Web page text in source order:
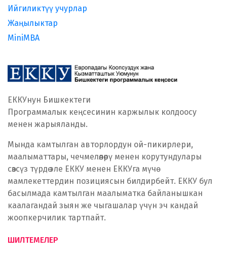
Ийгиликтүү учурлар
Жаңылыктар
MiniMBA
ЕККУнун Бишкектеги
Программалык кеңсесинин каржылык колдоосу
менен жарыяланды.
Мында камтылган авторлордун ой-пикирлери,
маалыматтары, чечмелөөлөрү менен корутундулары
сөзсүз түрдө эле ЕККУ менен ЕККУга мүчө
мамлекеттердин позициясын билдирбейт. ЕККУ бул
басылмада камтылган маалыматка байланышкан
каалагандай зыян же чыгашалар үчүн эч кандай
жоопкерчилик тартпайт.
ШИЛТЕМЕЛЕР